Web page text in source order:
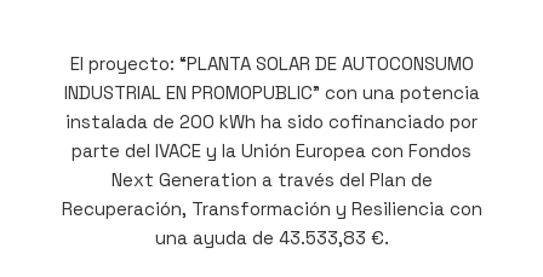
El proyecto: “PLANTA SOLAR DE AUTOCONSUMO
INDUSTRIAL EN PROMOPUBLIC” con una potencia
instalada de 200 kWh ha sido cofinanciado por
parte del IVACE y la Unión Europea con Fondos
Next Generation a través del Plan de
Recuperación, Transformación y Resiliencia con
una ayuda de 43.533,83 €.